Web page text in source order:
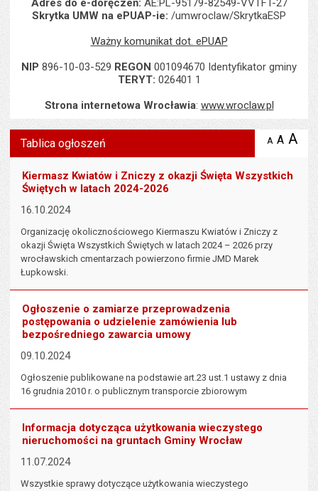
Adres do e-doręczeń: AE:PL-95179-82549-VVTFT-27
Skrytka UMW na ePUAP-ie: /umwroclaw/SkrytkaESP
Ważny komunikat dot. ePUAP
NIP 896-10-03-529 REGON 001094670 Identyfikator gminy
TERYT: 026401 1
Strona internetowa Wrocławia: www.wroclaw.pl
Tablica ogłoszeń A zmniejsz
A A
Kiermasz Kwiatów i Zniczy z okazji Święta Wszystkich
Świętych w latach 2024-2026
16.10.2024
Organizację okolicznościowego Kiermaszu Kwiatów i Zniczy z
okazji Święta Wszystkich Świętych w latach 2024 – 2026 przy
wrocławskich cmentarzach powierzono firmie JMD Marek
Łupkowski.
Ogłoszenie o zamiarze przeprowadzenia
postępowania o udzielenie zamówienia lub
bezpośredniego zawarcia umowy
09.10.2024
Ogłoszenie publikowane na podstawie art.23 ust.1 ustawy z dnia
16 grudnia 2010 r. o publicznym transporcie zbiorowym
Informacja dotycząca użytkowania wieczystego
nieruchomości na gruntach Gminy Wrocław
11.07.2024
Wszystkie sprawy dotyczące użytkowania wieczystego